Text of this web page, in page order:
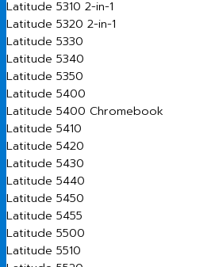
Latitude 5310 2-in-1
Latitude 5320 2-in-1
Latitude 5330
Latitude 5340
Latitude 5350
Latitude 5400
Latitude 5400 Chromebook
Latitude 5410
Latitude 5420
Latitude 5430
Latitude 5440
Latitude 5450
Latitude 5455
Latitude 5500
Latitude 5510